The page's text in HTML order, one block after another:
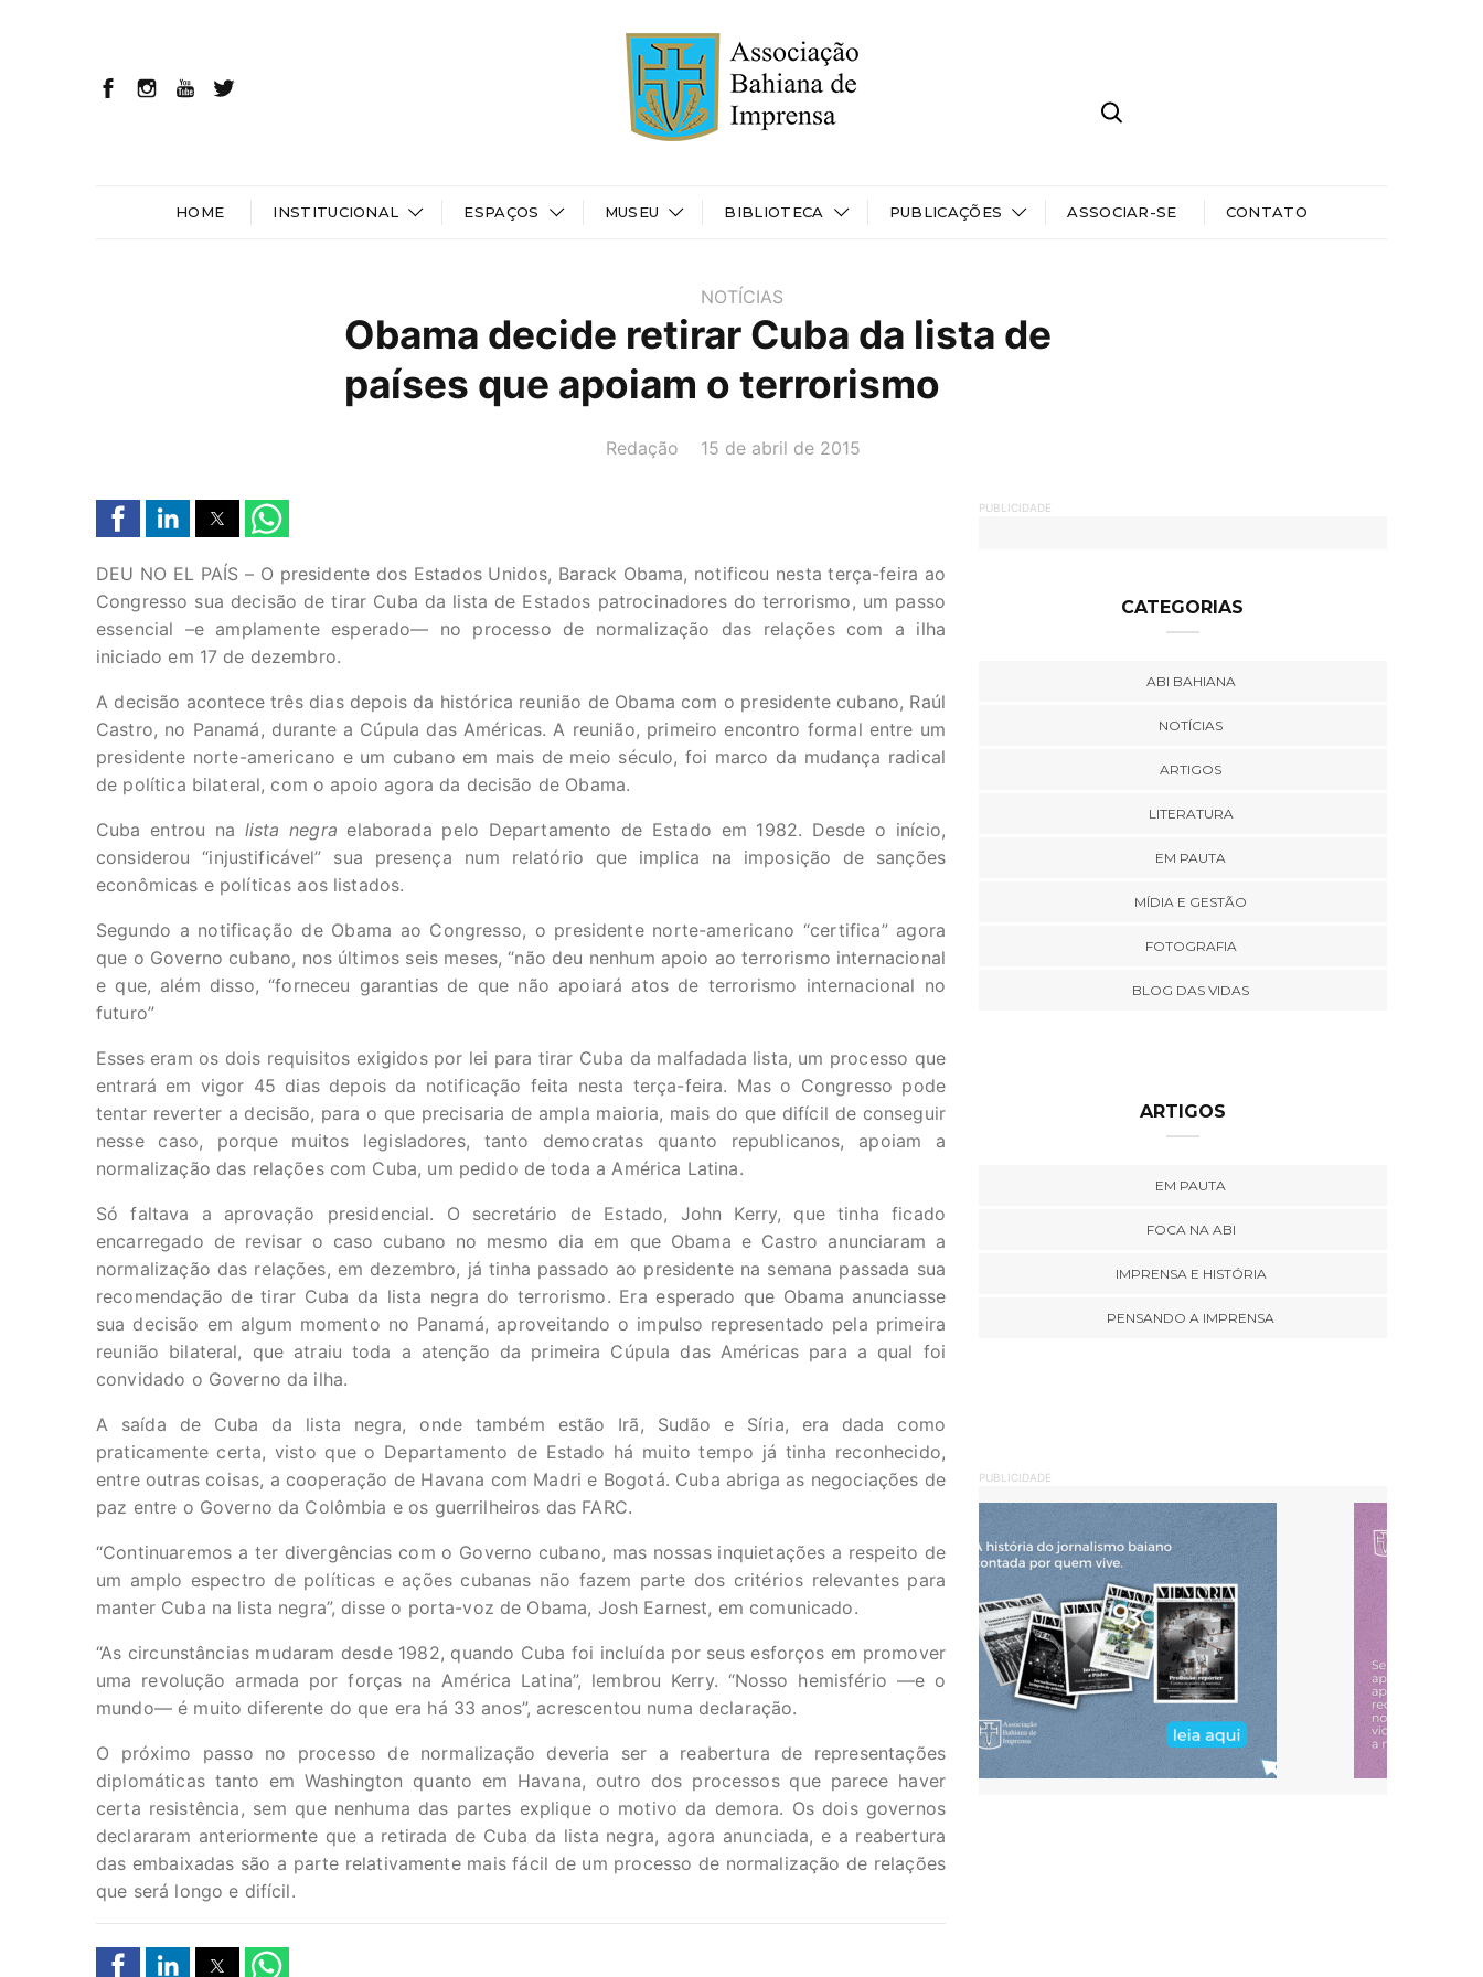
HOME INSTITUCIONAL ESPAÇOS MUSEU BIBLIOTECA PUBLICAÇÕES ASSOCIAR-SE CONTATO
NOTÍCIAS
Obama decide retirar Cuba da lista de
países que apoiam o terrorismo
AUTOR(A):
Redação DATA:
15 de abril de 2015
DEU NO EL PAÍS – O presidente dos Estados Unidos, Barack Obama, notificou nesta terça-feira ao
Congresso sua decisão de tirar Cuba da lista de Estados patrocinadores do terrorismo, um passo
essencial –e amplamente esperado— no processo de normalização das relações com a ilha
iniciado em 17 de dezembro.
A decisão acontece três dias depois da histórica reunião de Obama com o presidente cubano, Raúl
Castro, no Panamá, durante a Cúpula das Américas. A reunião, primeiro encontro formal entre um
presidente norte-americano e um cubano em mais de meio século, foi marco da mudança radical
de política bilateral, com o apoio agora da decisão de Obama.
Cuba entrou na lista negra elaborada pelo Departamento de Estado em 1982. Desde o início,
considerou “injustificável” sua presença num relatório que implica na imposição de sanções
econômicas e políticas aos listados.
Segundo a notificação de Obama ao Congresso, o presidente norte-americano “certifica” agora
que o Governo cubano, nos últimos seis meses, “não deu nenhum apoio ao terrorismo internacional
e que, além disso, “forneceu garantias de que não apoiará atos de terrorismo internacional no
futuro”
Esses eram os dois requisitos exigidos por lei para tirar Cuba da malfadada lista, um processo que
entrará em vigor 45 dias depois da notificação feita nesta terça-feira. Mas o Congresso pode
tentar reverter a decisão, para o que precisaria de ampla maioria, mais do que difícil de conseguir
nesse caso, porque muitos legisladores, tanto democratas quanto republicanos, apoiam a
normalização das relações com Cuba, um pedido de toda a América Latina.
Só faltava a aprovação presidencial. O secretário de Estado, John Kerry, que tinha ficado
encarregado de revisar o caso cubano no mesmo dia em que Obama e Castro anunciaram a
normalização das relações, em dezembro, já tinha passado ao presidente na semana passada sua
recomendação de tirar Cuba da lista negra do terrorismo. Era esperado que Obama anunciasse
sua decisão em algum momento no Panamá, aproveitando o impulso representado pela primeira
reunião bilateral, que atraiu toda a atenção da primeira Cúpula das Américas para a qual foi
convidado o Governo da ilha.
A saída de Cuba da lista negra, onde também estão Irã, Sudão e Síria, era dada como
praticamente certa, visto que o Departamento de Estado há muito tempo já tinha reconhecido,
entre outras coisas, a cooperação de Havana com Madri e Bogotá. Cuba abriga as negociações de
paz entre o Governo da Colômbia e os guerrilheiros das FARC.
“Continuaremos a ter divergências com o Governo cubano, mas nossas inquietações a respeito de
um amplo espectro de políticas e ações cubanas não fazem parte dos critérios relevantes para
manter Cuba na lista negra”, disse o porta-voz de Obama, Josh Earnest, em comunicado.
“As circunstâncias mudaram desde 1982, quando Cuba foi incluída por seus esforços em promover
uma revolução armada por forças na América Latina”, lembrou Kerry. “Nosso hemisfério —e o
mundo— é muito diferente do que era há 33 anos”, acrescentou numa declaração.
O próximo passo no processo de normalização deveria ser a reabertura de representações
diplomáticas tanto em Washington quanto em Havana, outro dos processos que parece haver
certa resistência, sem que nenhuma das partes explique o motivo da demora. Os dois governos
declararam anteriormente que a retirada de Cuba da lista negra, agora anunciada, e a reabertura
das embaixadas são a parte relativamente mais fácil de um processo de normalização de relações
que será longo e difícil.
PUBLICIDADE
CATEGORIAS
ABI BAHIANA
NOTÍCIAS
ARTIGOS
LITERATURA
EM PAUTA
MÍDIA E GESTÃO
FOTOGRAFIA
BLOG DAS VIDAS
ARTIGOS
EM PAUTA
FOCA NA ABI
IMPRENSA E HISTÓRIA
PENSANDO A IMPRENSA
PUBLICIDADE